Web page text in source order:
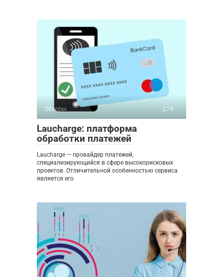
Обзоры 0
Laucharge: платформа
обработки платежей
Laucharge — провайдер платежей,
специализирующийся в сфере высокорисковых
проектов. Отличительной особенностью сервиса
является его